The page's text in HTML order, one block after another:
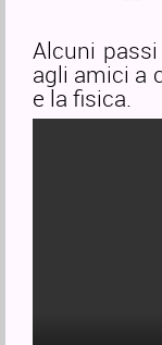
Alcuni
agli amici a
e la fisica.